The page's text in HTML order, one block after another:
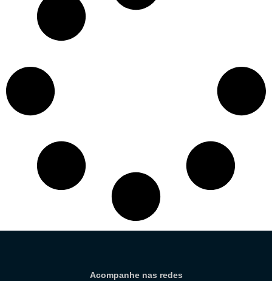
Acompanhe nas redes